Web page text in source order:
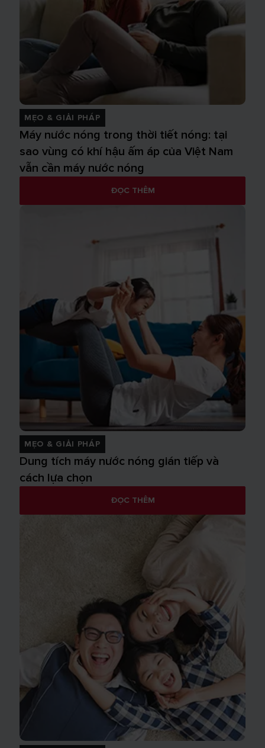
MẸO & GIẢI PHÁP
Máy nước nóng trong thời tiết nóng: tại
sao vùng có khí hậu ấm áp của Việt Nam
vẫn cần máy nước nóng
ĐỌC THÊM
MẸO & GIẢI PHÁP
Dung tích máy nước nóng gián tiếp và
cách lựa chọn
ĐỌC THÊM